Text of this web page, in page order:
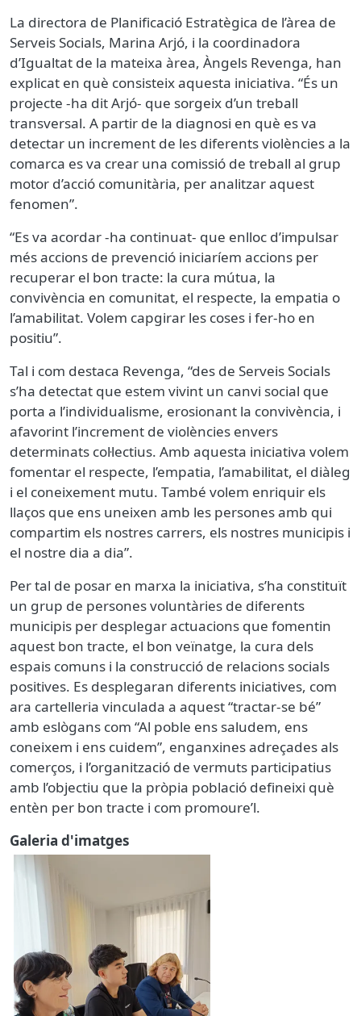
La directora de Planificació Estratègica de l’àrea de
Serveis Socials, Marina Arjó, i la coordinadora
d’Igualtat de la mateixa àrea, Àngels Revenga, han
explicat en què consisteix aquesta iniciativa. “És un
projecte -ha dit Arjó- que sorgeix d’un treball
transversal. A partir de la diagnosi en què es va
detectar un increment de les diferents violències a la
comarca es va crear una comissió de treball al grup
motor d’acció comunitària, per analitzar aquest
fenomen”.
“Es va acordar -ha continuat- que enlloc d’impulsar
més accions de prevenció iniciaríem accions per
recuperar el bon tracte: la cura mútua, la
convivència en comunitat, el respecte, la empatia o
l’amabilitat. Volem capgirar les coses i fer-ho en
positiu”.
Tal i com destaca Revenga, “des de Serveis Socials
s’ha detectat que estem vivint un canvi social que
porta a l’individualisme, erosionant la convivència, i
afavorint l’increment de violències envers
determinats col·lectius. Amb aquesta iniciativa volem
fomentar el respecte, l’empatia, l’amabilitat, el diàleg
i el coneixement mutu. També volem enriquir els
llaços que ens uneixen amb les persones amb qui
compartim els nostres carrers, els nostres municipis i
el nostre dia a dia”.
Per tal de posar en marxa la iniciativa, s’ha constituït
un grup de persones voluntàries de diferents
municipis per desplegar actuacions que fomentin
aquest bon tracte, el bon veïnatge, la cura dels
espais comuns i la construcció de relacions socials
positives. Es desplegaran diferents iniciatives, com
ara cartelleria vinculada a aquest “tractar-se bé”
amb eslògans com “Al poble ens saludem, ens
coneixem i ens cuidem”, enganxines adreçades als
comerços, i l’organització de vermuts participatius
amb l’objectiu que la pròpia població defineixi què
entèn per bon tracte i com promoure’l.
Galeria d'imatges